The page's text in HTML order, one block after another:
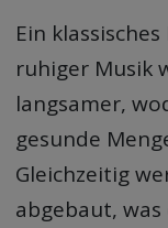
Ein
ruhiger Musik
langsamer,
gesunde
Gleichzeitig
abgebaut,